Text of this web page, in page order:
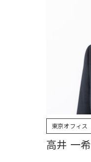
東京オフィス
高井 一希